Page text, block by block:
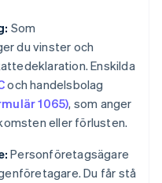
Som
du vinster och
Enskilda
och handelsbolag
1065), som anger
eller förlusten.
Personföretagsägare
Du får stå